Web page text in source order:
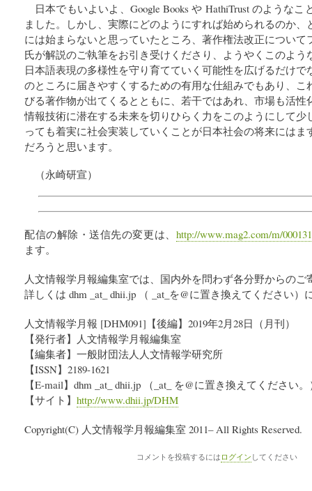
日本でもいよいよ、Google Books や HathiTrust のような
ました。しかし、実際にどのようにすれば始められるのか
には始まらないと思っていたところ、著作権法改正につい
氏が解説のご執筆をお引き受けくださり、ようやくこのよ
日本語表現の多様性を守り育てていく可能性を広げるだけ
のところに届きやすくするための有用な仕組みでもあり、こ
びる著作物が出てくるとともに、若干ではあれ、市場も活性
情報技術に潜在する未来を切りひらく力をこのようにして少
っても着実に社会実装していくことが日本社会の将来には
だろうと思います。
（永崎研宣）
配信の解除・送信先の変更は、 http://www.mag2.com/m/
ます。
人文情報学月報編集室では、国内外を問わず各分野からの
詳しくは dhm _at_ dhii.jp （ _at_を@に置き換えてください
人文情報学月報 [DHM091]【後編】2019年2月28日（月刊）
【発行者】人文情報学月報編集室
【編集者】一般財団法人人文情報学研究所
【ISSN】2189-1621
【E-mail】dhm _at_ dhii.jp （_at_ を@に置き換えてください
【サイト】 http://www.dhii.jp/DHM
Copyright(C) 人文情報学月報編集室 2011– All Rights Reserved.
コメントを投稿するにはログインしてください